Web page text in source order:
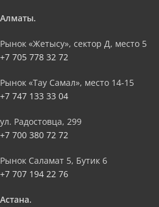
Алматы.
Рынок «Жетысу», сектор Д, место 5
+7 705 778 32 72
Рынок «Тау Самал», место 14-15
+7 747 133 33 04
ул. Радостовца, 299
+7 700 380 72 72
Рынок Саламат 5, Бутик 6
+7 707 194 22 76
Астана.